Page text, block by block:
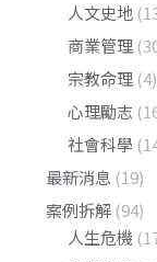
人文史地
商業管理
宗教命理 (4)
心理勵志
社會科學
最新消息 (19)
案例拆解 (94)
人生危機